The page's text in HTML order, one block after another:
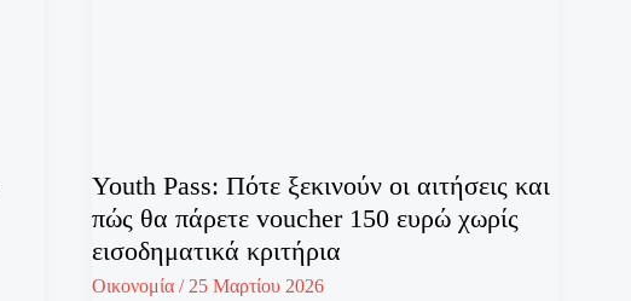
Youth Pass: Πότε ξεκινούν οι αιτήσεις και
πώς θα πάρετε voucher 150 ευρώ χωρίς
εισοδηματικά κριτήρια
Οικονομία /25 Μαρτίου 2026